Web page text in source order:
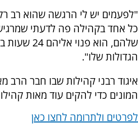
"לפעמים יש לי הרגשה שהוא רב
כל אחד בקהילה פה לדעתי
שלהם, הוא
הגדולות שלו".
איגוד רבני קהילות שבו חבר הרב
המונים כדי להקים עוד מאות
לפרטים ולתרומה לחצו כאן